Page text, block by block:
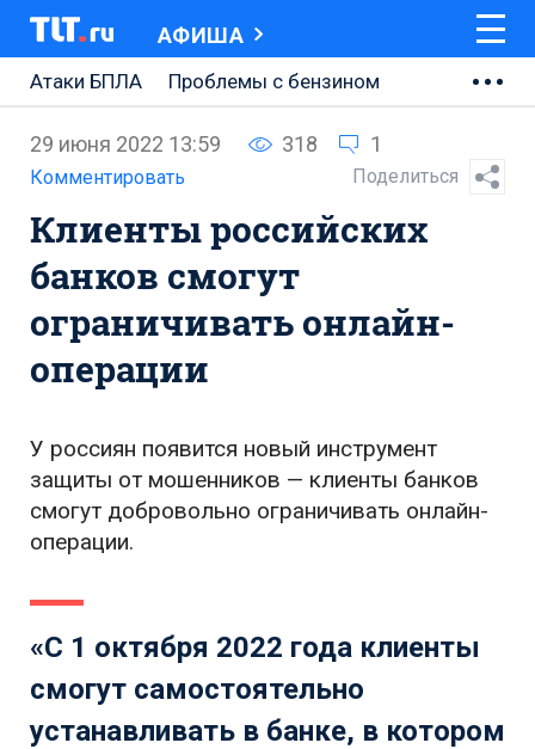
АФИША
Атаки БПЛА
Проблемы с бензином
Ремонт Центральной площади
Ремонт Обводного шоссе
Набережная Тольятти
Неделя Тольятти
29 июня 2022 13:59 318 1
Комментировать Поделиться
Клиенты российских
банков смогут
ограничивать онлайн-
операции
У россиян появится новый инструмент
защиты от мошенников — клиенты банков
смогут добровольно ограничивать онлайн-
операции.
«С 1 октября 2022 года клиенты
смогут самостоятельно
устанавливать в банке, в котором